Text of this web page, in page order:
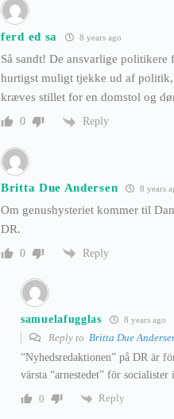
ferd ed sa 8 years ago
Så sandt! De ansvarlige
hurtigst muligt tjekke ud af
kræves stillet for en domstol og
0 Reply
Britta Due Andersen 8 years
Om genushysteriet kommer til
DR.
0 Reply
samuelafugglas 8 years ago
Reply to Britta Due
“Nyhedsredaktionen” på DR är
värsta “arnestedet” för
0
Reply